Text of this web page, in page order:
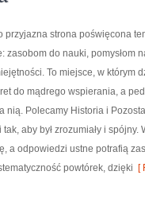
przyjazna strona poświęcona
zasobom do nauki, pomysłom
To miejsce, w którym
do mądrego wspierania, a
nią. Polecamy Historia i
aby był zrozumiały i
a odpowiedzi ustne potrafią
powtórek, dzięki [